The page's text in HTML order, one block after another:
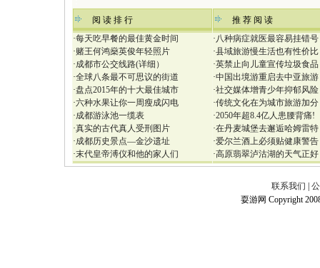
阅 读 排 行
·每天吃早餐的最佳黄金时间
·赌王何鸿燊英俊年轻照片
·成都市公交线路(详细）
·全球八条最不可思议的街道
·盘点2015年的十大最佳城市
·六种水果让你一周瘦成闪电
·成都游泳池一缆表
·真实的古代真人受刑图片
·成都历史景点—金沙遗址
·末代皇帝溥仪和他的家人们
推 荐 阅 读
·八种病症就医最容易挂错号
·县域旅游慢生活也有性价比
·英禁止向儿童宣传垃圾食品
·中国出境游重启去中亚旅游
·社交媒体增青少年抑郁风险
·传统文化在为城市旅游加分
·2050年超8.4亿人患腰背痛!
·在丹麦城堡去邂逅哈姆雷特
·爱尔兰酒上必须贴健康警告
·高原翡翠泸沽湖的天气正好
联系我们
耍游网 Copyright